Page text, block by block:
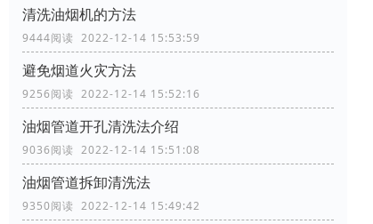
清洗油烟机的方法
9444阅读 2022-12-14 15:53:59
避免烟道火灾方法
9256阅读 2022-12-14 15:52:16
油烟管道开孔清洗法介绍
9036阅读 2022-12-14 15:51:08
油烟管道拆卸清洗法
9350阅读 2022-12-14 15:49:42